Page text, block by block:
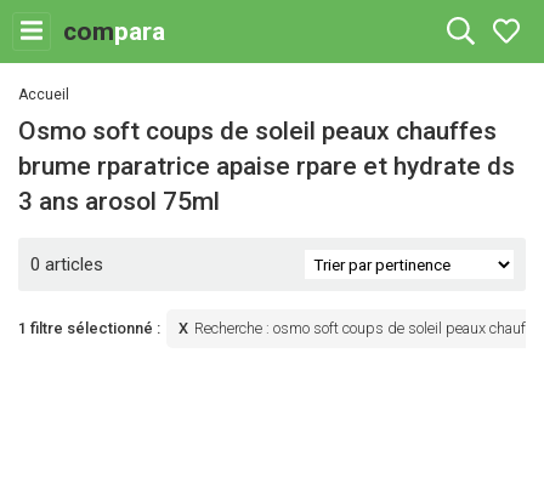
compara
Accueil
osmo soft coups de soleil peaux chauffes
brume rparatrice apaise rpare et hydrate ds
3 ans arosol 75ml
0 articles
1 filtre sélectionné : Recherche : osmo soft coups de soleil peaux